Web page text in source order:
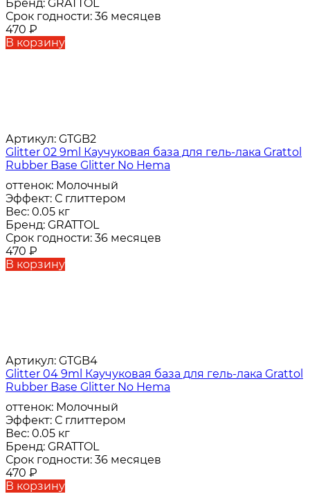
Бренд: GRATTOL
Срок годности: 36 месяцев
470 ₽
В корзину
Артикул: GTGB2
Glitter 02 9ml Каучуковая база для гель-лака Grattol
Rubber Base Glitter No Hema
оттенок: Молочный
Эффект: С глиттером
Вес: 0.05 кг
Бренд: GRATTOL
Срок годности: 36 месяцев
470 ₽
В корзину
Артикул: GTGB4
Glitter 04 9ml Каучуковая база для гель-лака Grattol
Rubber Base Glitter No Hema
оттенок: Молочный
Эффект: С глиттером
Вес: 0.05 кг
Бренд: GRATTOL
Срок годности: 36 месяцев
470 ₽
В корзину